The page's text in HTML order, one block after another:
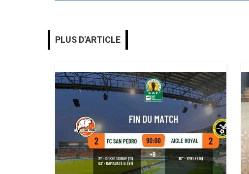
PLUS D'ARTICLE